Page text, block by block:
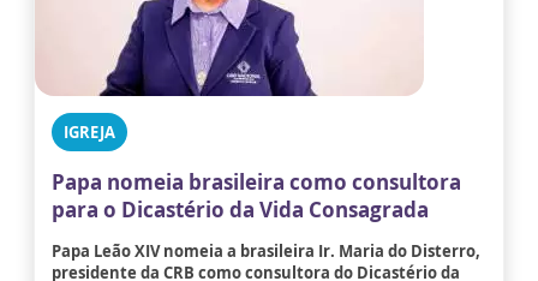
IGREJA
Papa nomeia brasileira como consultora
para o Dicastério da Vida Consagrada
Papa Leão XIV nomeia a brasileira Ir. Maria do Disterro,
presidente da CRB como consultora do Dicastério da